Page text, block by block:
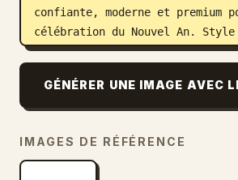
confiante, moderne et premium
célébration du Nouvel An. Style
photographique ultra-réaliste,
professionnel, mise au point
dynamique élevée. Rendu en
une bannière et une publication
sur les réseaux sociaux.",
GÉNÉRER UNE IMAGE AVEC
IMAGES DE RÉFÉRENCE